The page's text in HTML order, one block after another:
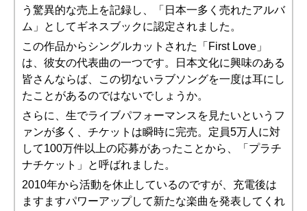
う驚異的な売上を記録し、「日本一多く売れたアルバ
ム」としてギネスブックに認定されました。
この作品からシングルカットされた「First Love」
は、彼女の代表曲の一つです。日本文化に興味のある
皆さんならば、この切ないラブソングを一度は耳にし
たことがあるのではないでしょうか。
さらに、生でライブパフォーマンスを見たいというフ
ァンが多く、チケットは瞬時に完売。定員5万人に対
して100万件以上の応募があったことから、「プラチ
ナチケット」と呼ばれました。
2010年から活動を休止しているのですが、充電後は
ますますパワーアップして新たな楽曲を発表してくれ